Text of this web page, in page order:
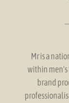
Mr is a
within men's
brand